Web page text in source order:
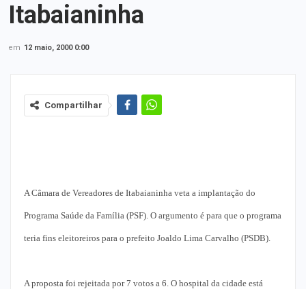
Itabaianinha
em 12 maio, 2000 0:00
Compartilhar
A Câmara de Vereadores de Itabaianinha veta a implantação do
Programa Saúde da Família (PSF). O argumento é para que o programa
teria fins eleitoreiros para o prefeito Joaldo Lima Carvalho (PSDB).
A proposta foi rejeitada por 7 votos a 6. O hospital da cidade está